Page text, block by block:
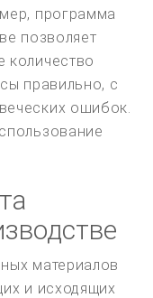
программа
позволяет
количество
правильно, с
ошибок.
материалов
и исходящих